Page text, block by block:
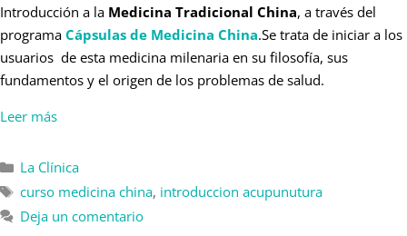
Introducción a la Medicina Tradicional China, a través del
programa Cápsulas de Medicina China.Se trata de iniciar a los
usuarios de esta medicina milenaria en su filosofía, sus
fundamentos y el origen de los problemas de salud.
Leer más
La Clínica
curso medicina china, introduccion acupunutura
Deja un comentario